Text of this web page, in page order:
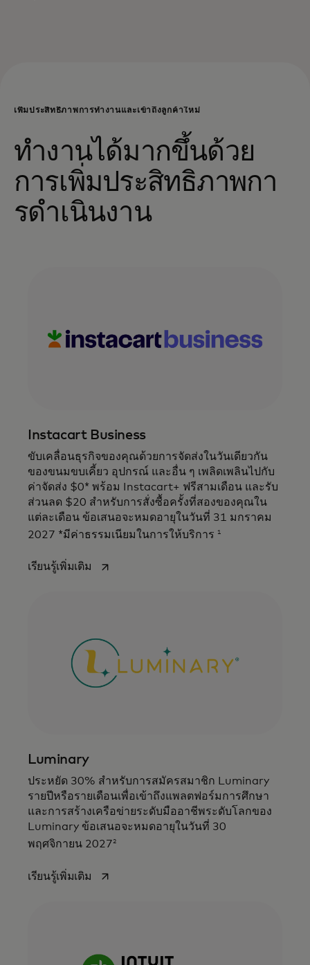
เพิ่มประสิทธิภาพการทำงานและเข้าถึงลูกค้าใหม่
ทํางานได้มากขึ้นด้วย
การเพิ่มประสิทธิภาพกา
รดําเนินงาน
Instacart Business
ขับเคลื่อนธุรกิจของคุณด้วยการจัดส่งในวันเดียวกัน
ของขนมขบเคี้ยว อุปกรณ์ และอื่น ๆ เพลิดเพลินไปกับ
ค่าจัดส่ง $0* พร้อม Instacart+ ฟรีสามเดือน และรับ
ส่วนลด $20 สำหรับการสั่งซื้อครั้งที่สองของคุณใน
แต่ละเดือน ข้อเสนอจะหมดอายุในวันที่ 31 มกราคม
2027 *มีค่าธรรมเนียมในการให้บริการ
1
เรียนรู้เพิ่มเติม opens in a new tab
Luminary
ประหยัด 30% สำหรับการสมัครสมาชิก Luminary
รายปีหรือรายเดือนเพื่อเข้าถึงแพลตฟอร์มการศึกษา
และการสร้างเครือข่ายระดับมืออาชีพระดับโลกของ
Luminary ข้อเสนอจะหมดอายุในวันที่ 30
พฤศจิกายน 20272
เรียนรู้เพิ่มเติม opens in a new tab